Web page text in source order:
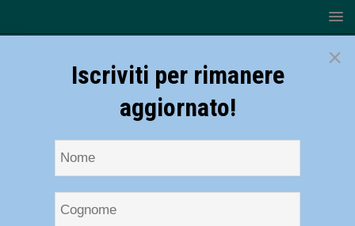
×
Iscriviti per rimanere
aggiornato!